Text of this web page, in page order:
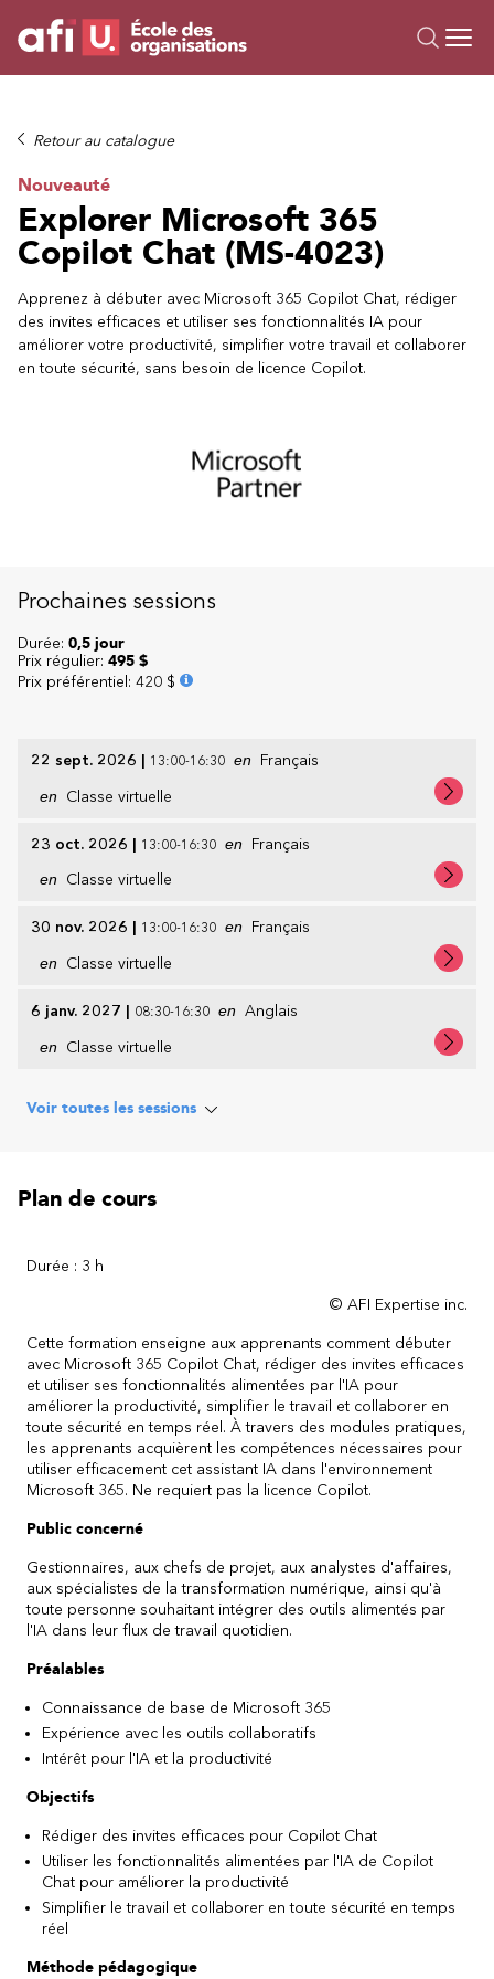
Formations
Campus IA
Sur mesure
À propos
Ressources
Retour au catalogue
Nouveauté
Explorer Microsoft 365
Copilot Chat (MS-4023)
Apprenez à débuter avec Microsoft 365 Copilot Chat, rédiger
des invites efficaces et utiliser ses fonctionnalités IA pour
améliorer votre productivité, simplifier votre travail et collaborer
en toute sécurité, sans besoin de licence Copilot.
Prochaines sessions
22 sept. 2026 | 13:00-16:30 en Français
en Classe virtuelle
23 oct. 2026 | 13:00-16:30 en Français
en Classe virtuelle
30 nov. 2026 | 13:00-16:30 en Français
en Classe virtuelle
6 janv. 2027 | 08:30-16:30 en Anglais
en Classe virtuelle
Voir toutes les sessions
Durée: 0,5 jour
Prix régulier: 495 $
Prix préférentiel : 420 $
Plan de cours
Durée : 3 h
© AFI Expertise inc.
Cette formation enseigne aux apprenants comment débuter
avec Microsoft 365 Copilot Chat, rédiger des invites efficaces
et utiliser ses fonctionnalités alimentées par l'IA pour
améliorer la productivité, simplifier le travail et collaborer en
toute sécurité en temps réel. À travers des modules pratiques,
les apprenants acquièrent les compétences nécessaires pour
utiliser efficacement cet assistant IA dans l'environnement
Microsoft 365. Ne requiert pas la licence Copilot.
Public concerné
Gestionnaires, aux chefs de projet, aux analystes d'affaires,
aux spécialistes de la transformation numérique, ainsi qu'à
toute personne souhaitant intégrer des outils alimentés par
l'IA dans leur flux de travail quotidien.
Préalables
Connaissance de base de Microsoft 365
Expérience avec les outils collaboratifs
Intérêt pour l'IA et la productivité
Objectifs
Rédiger des invites efficaces pour Copilot Chat
Utiliser les fonctionnalités alimentées par l'IA de Copilot
Chat pour améliorer la productivité
Simplifier le travail et collaborer en toute sécurité en temps
réel
Méthode pédagogique